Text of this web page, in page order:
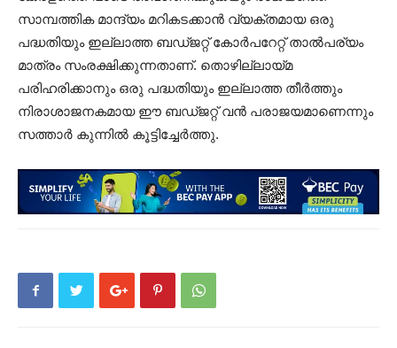
സാമ്പത്തിക മാന്ദ്യം മറികടക്കാൻ വ്യക്തമായ ഒരു
പദ്ധതിയും ഇല്ലാത്ത ബഡ്ജറ്റ് കോർപറേറ്റ് താൽപര്യം
മാത്രം സംരക്ഷിക്കുന്നതാണ്. തൊഴില്ലായ്മ
പരിഹരിക്കാനും ഒരു പദ്ധതിയും ഇല്ലാത്ത തീർത്തും
നിരാശാജനകമായ ഈ ബഡ്ജറ്റ് വൻ പരാജയമാണെന്നും
സത്താർ കുന്നിൽ കൂട്ടിച്ചേർത്തു.